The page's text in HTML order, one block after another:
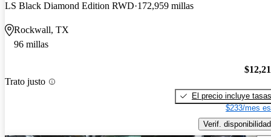
LS Black Diamond Edition RWD 172,959 millas
Rockwall, TX
96 millas
Trato justo
El precio incluye tasas
$233/mes
Verif. disponibilidad